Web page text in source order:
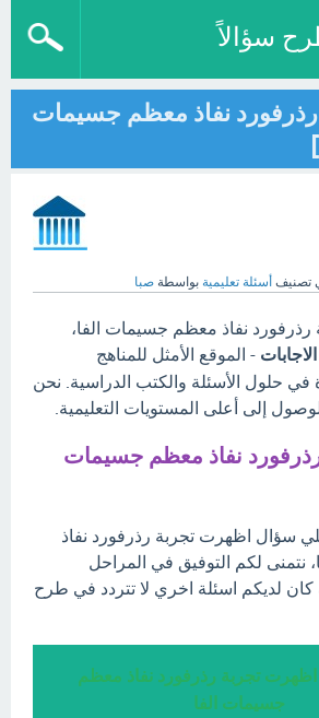
سؤالاً
نفاذ معظم جسيمات
تصنيف أسئلة تعليمية بواسطة صبا
نفاذ معظم جسيمات الفا،
- الموقع الأمثل للمناهج
في حلول الأسئلة والكتب الدراسية. نحن
إلى أعلى المستويات التعليمية.
نفاذ معظم جسيمات
سؤال اظهرت تجربة رذرفورد نفاذ
لكم التوفيق في المراحل
كان لديكم اسئلة اخري لا تتردد في طرح
اظهرت تجربة رذرفورد نفاذ معظم
جسيمات الفا